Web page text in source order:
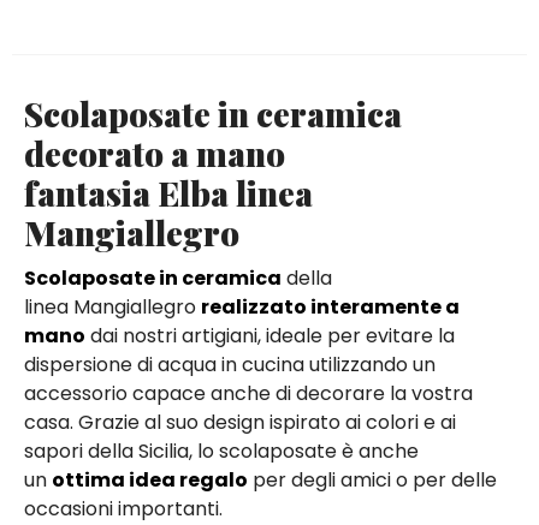
Scolaposate in ceramica
decorato a mano
fantasia Elba linea
Mangiallegro
Scolaposate in ceramica della
linea Mangiallegro realizzato interamente a
mano dai nostri artigiani, ideale per evitare la
dispersione di acqua in cucina utilizzando un
accessorio capace anche di decorare la vostra
casa. Grazie al suo design ispirato ai colori e ai
sapori della Sicilia, lo scolaposate è anche
un ottima idea regalo per degli amici o per delle
occasioni importanti.